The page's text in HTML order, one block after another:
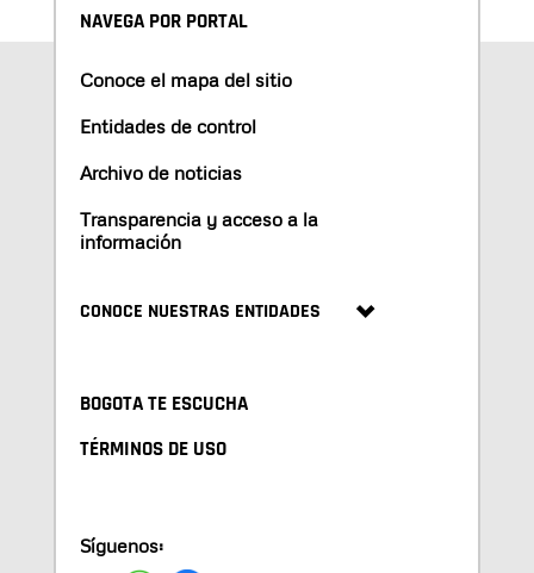
NAVEGA POR PORTAL
Conoce el mapa del sitio
Entidades de control
Archivo de noticias
Transparencia y acceso a la
información
CONOCE NUESTRAS ENTIDADES
BOGOTA TE ESCUCHA
TÉRMINOS DE USO
Síguenos: